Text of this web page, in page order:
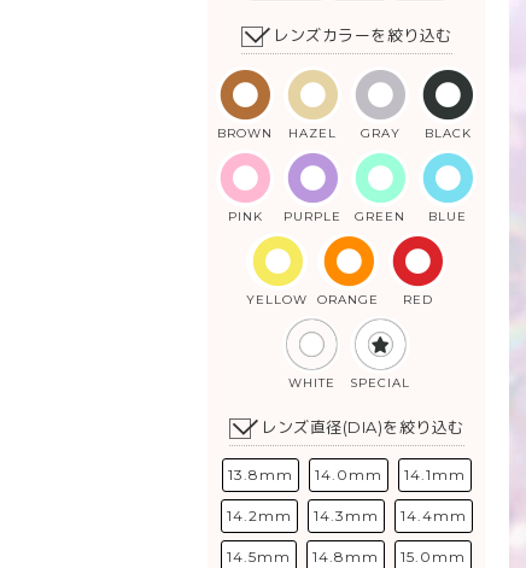
レンズカラーを絞り込む
BROWN HAZEL GRAY BLACK
PINK PURPLE GREEN BLUE
YELLOW ORANGE RED
WHITE SPECIAL
レンズ直径(DIA)を絞り込む
13.8mm 14.0mm 14.1mm
14.2mm 14.3mm 14.4mm
14.5mm 14.8mm 15.0mm